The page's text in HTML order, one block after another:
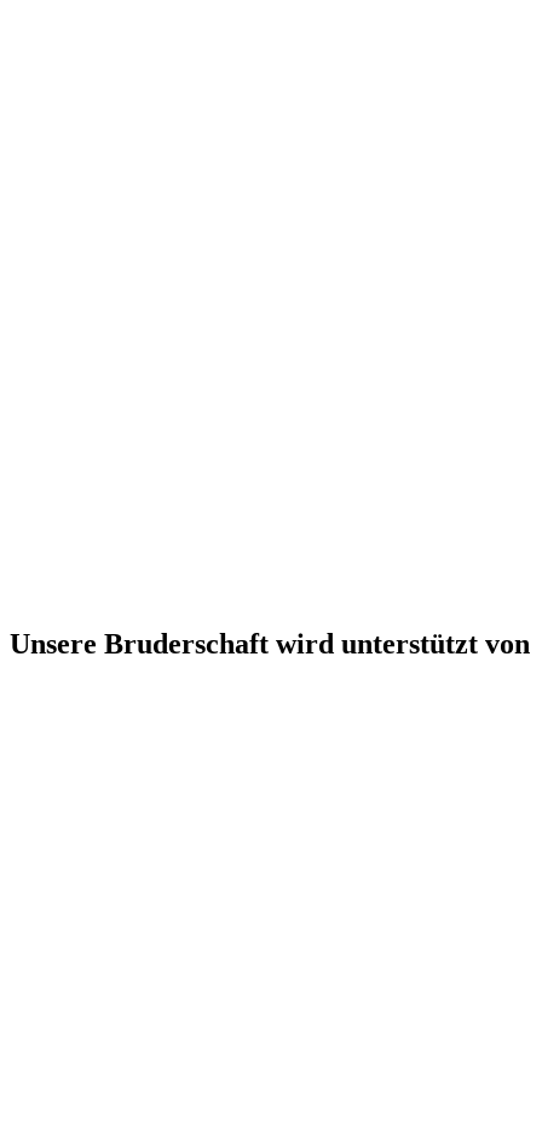
Unsere Bruderschaft wird unterstützt von